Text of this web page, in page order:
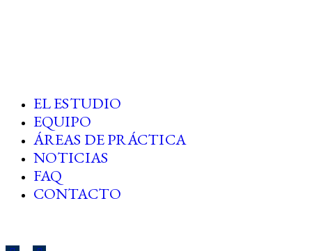
EL ESTUDIO
EQUIPO
ÁREAS DE PRÁCTICA
NOTICIAS
FAQ
CONTACTO